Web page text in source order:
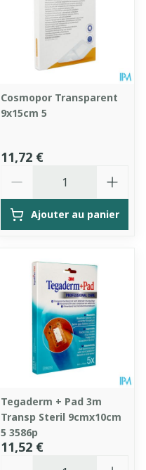
Cosmopor Transparent
9x15cm 5
11,72 €
Ajouter au panier
Tegaderm + Pad 3m
Transp Steril 9cmx10cm
5 3586p
11,52 €